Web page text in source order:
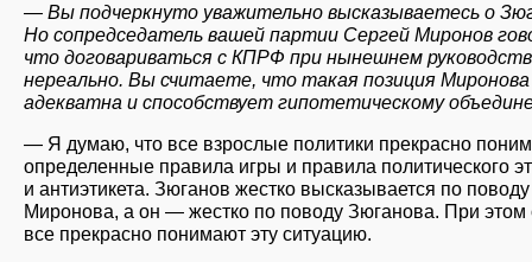
— Вы подчеркнуто уважительно высказываетесь о
Но сопредседатель вашей партии Сергей Миронов
что договариваться с КПРФ при нынешнем
нереально. Вы считаете, что такая позиция Миронова
адекватна и способствует гипотетическому
— Я думаю, что все взрослые политики прекрасно
определенные правила игры и правила политического
и антиэтикета. Зюганов жестко высказывается по поводу
Миронова, а он — жестко по поводу Зюганова. При этом
все прекрасно понимают эту ситуацию.